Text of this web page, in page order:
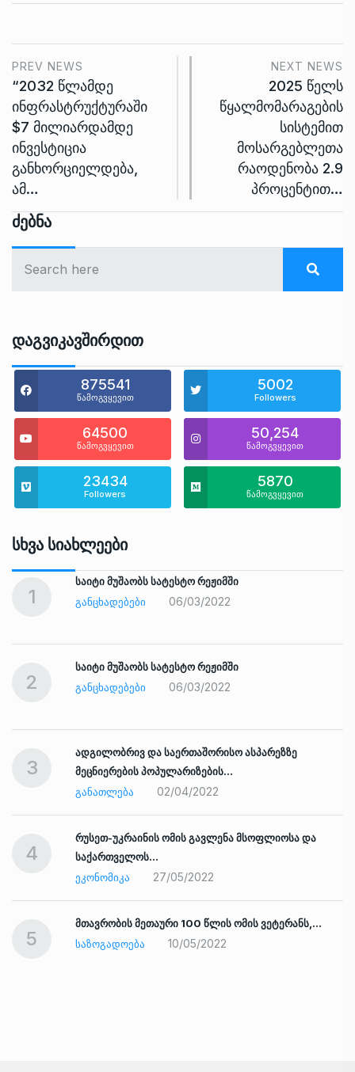
PREV NEWS
“2032 წლამდე
ინფრასტრუქტურაში
$7 მილიარდამდე
ინვესტიცია
განხორციელდება,
ამ…
NEXT NEWS
2025 წელს
წყალმომარაგების
სისტემით
მოსარგებლეთა
რაოდენობა 2.9
პროცენტით…
Ძებნა
Დაგვიკავშირდით
875541
წამოგვყევით
5002
Followers
64500
წამოგვყევით
50,254
წამოგვყევით
23434
Followers
5870
წამოგვყევით
Სხვა Სიახლეები
1
საიტი მუშაობს სატესტო რეჟიმში
ᲒᲐᲜᲪᲮᲐᲓᲔᲑᲔᲑᲘ
06/03/2022
2
საიტი მუშაობს სატესტო რეჟიმში
ᲒᲐᲜᲪᲮᲐᲓᲔᲑᲔᲑᲘ
06/03/2022
3
ადგილობრივ და საერთაშორისო ასპარეზზე
მეცნიერების პოპულარიზების…
ᲒᲐᲜᲐᲗᲚᲔᲑᲐ
02/04/2022
4
რუსეთ-უკრაინის ომის გავლენა მსოფლიოსა და
საქართველოს…
ᲔᲙᲝᲜᲝᲛᲘᲙᲐ
27/05/2022
5
მთავრობის მეთაური 100 წლის ომის ვეტერანს,…
ᲡᲐᲖᲝᲒᲐᲓᲝᲔᲑᲐ
10/05/2022